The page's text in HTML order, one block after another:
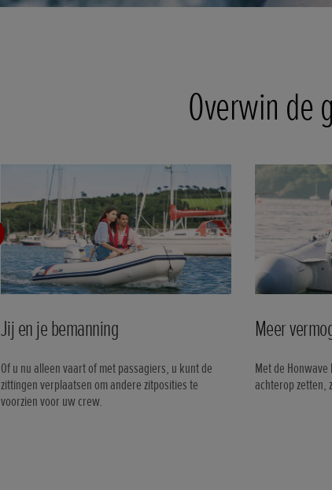
Overwin de
Jij en je bemanning
Of u nu alleen vaart of met passagiers, u kunt de
zittingen verplaatsen om andere zitposities te
voorzien voor uw crew.
Meer
Met de
achterop zetten,